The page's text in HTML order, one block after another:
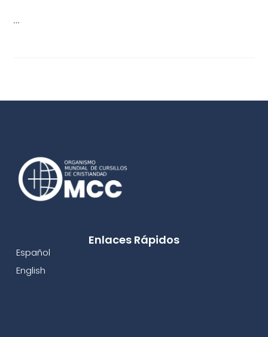
…
Enlaces Rápidos
Español
English